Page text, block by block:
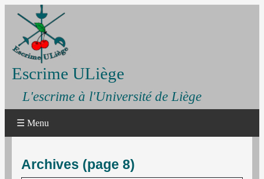
Escrime ULiège
L'escrime à l'Université de Liège
☰ Menu
Archives (page 8)